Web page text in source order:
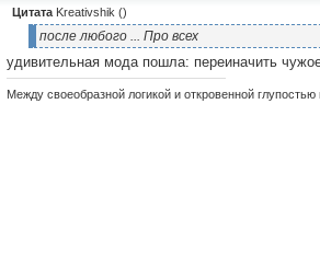
Цитата Kreativshik ()
после любого ... Про всех
удивительная мода пошла: переиначить
Между своеобразной логикой и откровенной глупостью